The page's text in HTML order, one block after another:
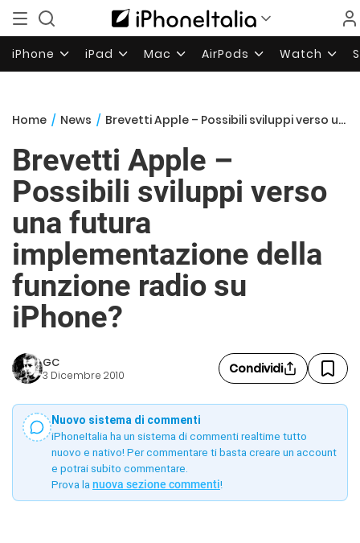
iPhone iPad Mac AirPods Watch
Home / News / Brevetti Apple – Possibili sviluppi verso una futura implementazione della funzione radio su iPhone?
Brevetti Apple –
Possibili sviluppi verso
una futura
implementazione della
funzione radio su
iPhone?
GC
3 Dicembre 2010 Condividi
Nuovo sistema di commenti
iPhoneItalia ha un sistema di commenti realtime tutto
nuovo e nativo! Per commentare ti basta creare un account
e potrai subito commentare.
Prova la nuova sezione commenti!